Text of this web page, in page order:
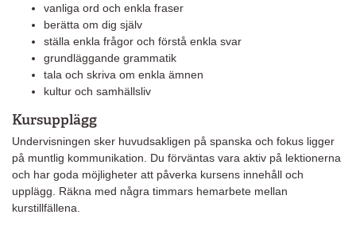
vanliga ord och enkla fraser
berätta om dig själv
ställa enkla frågor och förstå enkla svar
grundläggande grammatik
tala och skriva om enkla ämnen
kultur och samhällsliv
Kursupplägg
Undervisningen sker huvudsakligen på spanska och fokus ligger
på muntlig kommunikation. Du förväntas vara aktiv på lektionerna
och har goda möjligheter att påverka kursens innehåll och
upplägg. Räkna med några timmars hemarbete mellan
kurstillfällena.